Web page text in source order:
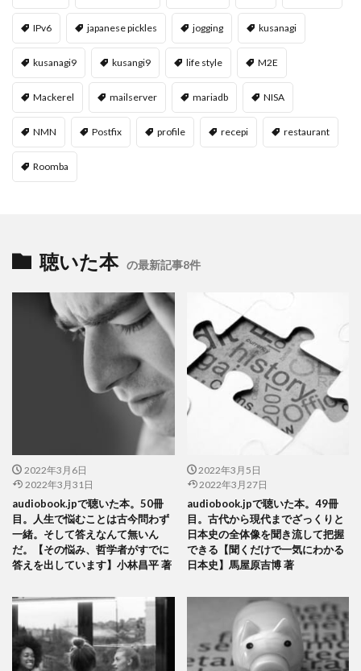
IPv6 japanese pickles jogging kusanagi
kusanagi9 kusangi9 life style M2E
Mackerel mailserver mariadb NISA
NMN Postfix profile recepi restaurant
Roomba
聴いた本 の最新記事8件
2022年3月6日
2022年3月31日
audiobook.jpで聴いた本。50冊
目。人生で悩むことは古今問わず
一緒。そして答えなんて無いん
だ。【その悩み、哲学者がすでに
答えを出しています】小林昌平 著
2022年3月5日
2022年3月27日
audiobook.jpで聴いた本。49冊
目。古代から現代までざっくりと
日本史の全体像を聞き流して把握
できる【聞くだけで一気にわかる
日本史】馬屋原吉博 著